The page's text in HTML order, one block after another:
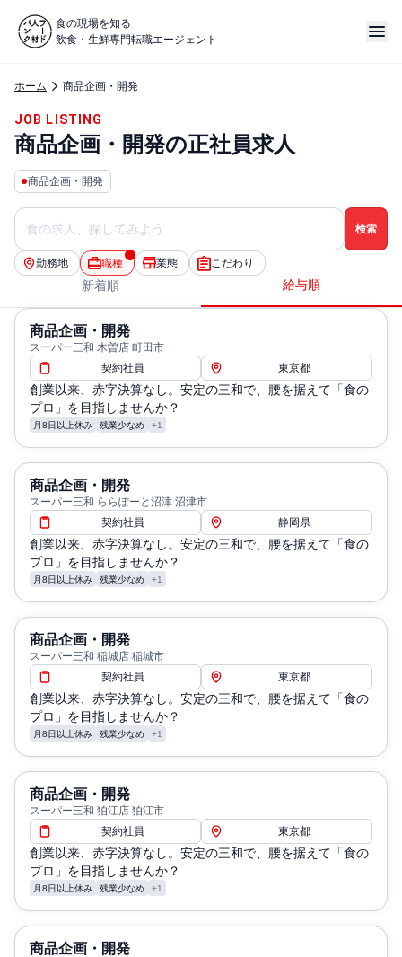
食の現場を知る
飲食・生鮮専門転職エージェント
ホーム 商品企画・開発
JOB LISTING
商品企画・開発の正社員求人
商品企画・開発
勤務地 職種 業態 こだわり
新着順 給与順
商品企画・開発
スーパー三和 木曽店 町田市
契約社員
東京都
創業以来、赤字決算なし。安定の三和で、腰を据えて「食の
プロ」を目指しませんか？
月8日以上休み 残業少なめ +1
商品企画・開発
スーパー三和 ららぽーと沼津 沼津市
契約社員
静岡県
創業以来、赤字決算なし。安定の三和で、腰を据えて「食の
プロ」を目指しませんか？
月8日以上休み 残業少なめ +1
商品企画・開発
スーパー三和 稲城店 稲城市
契約社員
東京都
創業以来、赤字決算なし。安定の三和で、腰を据えて「食の
プロ」を目指しませんか？
月8日以上休み 残業少なめ +1
商品企画・開発
スーパー三和 狛江店 狛江市
契約社員
東京都
創業以来、赤字決算なし。安定の三和で、腰を据えて「食の
プロ」を目指しませんか？
月8日以上休み 残業少なめ +1
商品企画・開発